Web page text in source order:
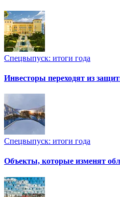
Спецвыпуск: итоги года
Инвесторы переходят из
Спецвыпуск: итоги года
Объекты, которые изменят